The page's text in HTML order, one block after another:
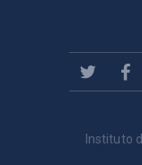
Instituto